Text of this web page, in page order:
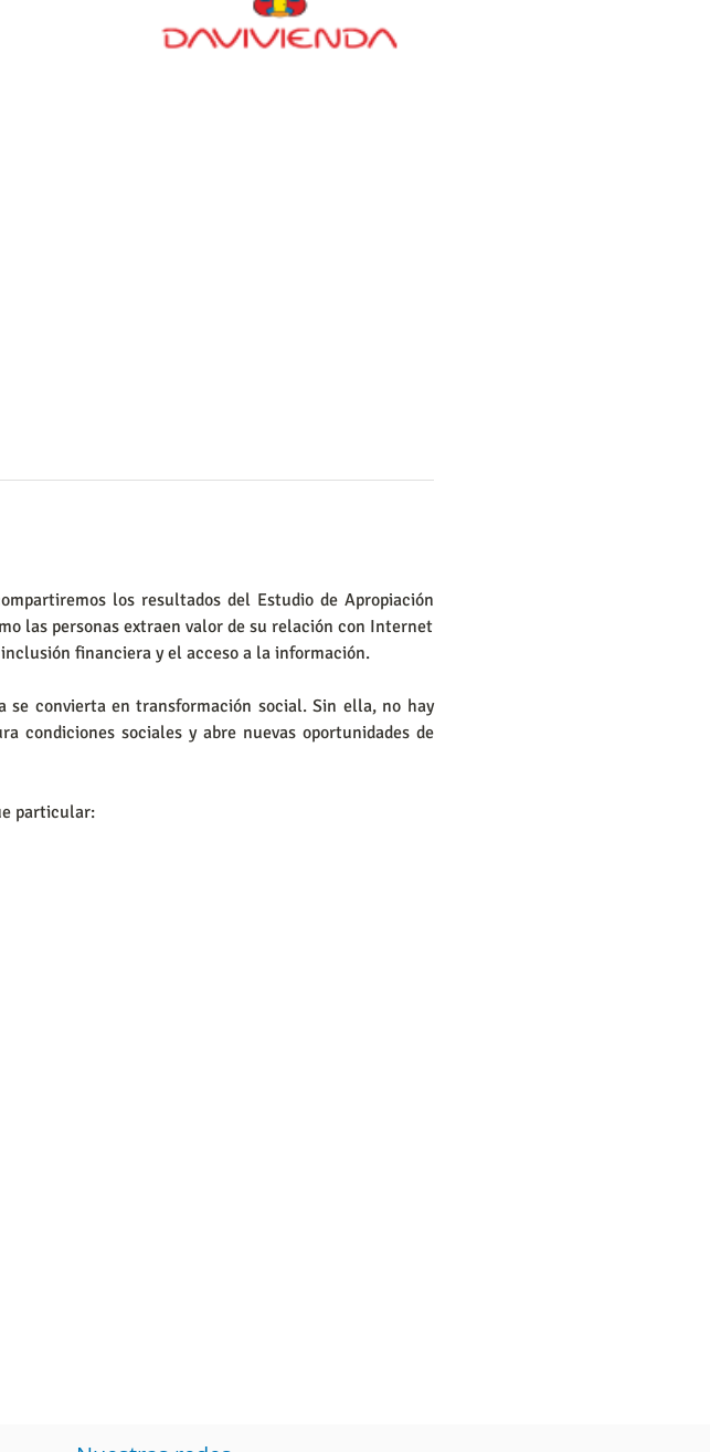
los resultados del Estudio de Apropiación
las personas extraen valor de su relación con Internet
financiera y el acceso a la información.
convierta en transformación social. Sin ella, no hay
condiciones sociales y abre nuevas oportunidades de
particular: